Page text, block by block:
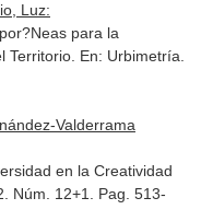
Luz:
para la
Territorio. En: Urbimetría
Valderrama
en la Creatividad
Núm. 12+1. Pag. 513-